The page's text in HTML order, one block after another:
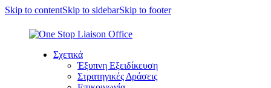
Skip to contentSkip to sidebarSkip to footer
Σχετικά
Έξυπνη Εξειδίκευση
Στρατηγικές Δράσεις